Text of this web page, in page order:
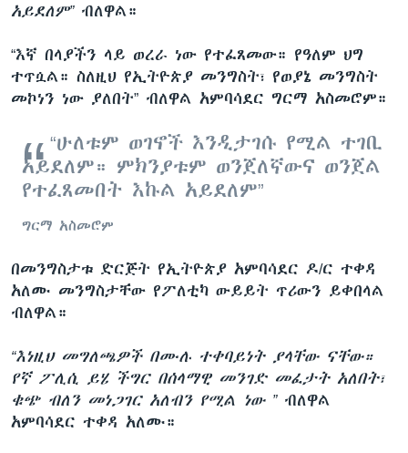
አይደለም” ብለዋል።
“እኛ በላያችን ላይ ወረራ ነው የተፈጸመው። የዓለም ህግ
ተጥሷል። ስለዚህ የኢትዮጵያ መንግስት፣ የወያኔ መንግስት
መኮነን ነው ያለበት” ብለዋል አምባሳደር ግርማ አስመሮም።
“ሁለቱም ወገኖች እንዲታገሱ የሚል ተገቢ
አይደለም። ምክንያቱም ወንጀለኛውና ወንጀል
የተፈጸመበት እኩል አይደለም”
ግርማ አስመሮም
በመንግስታቱ ድርጅት የኢትዮጵያ አምባሳደር ዶ/ር ተቀዳ
አለሙ መንግስታቸው የፖለቲካ ውይይት ጥሪውን ይቀበላል
ብለዋል።
“እነዚህ መግለጫዎች በሙሉ ተቀባይነት ያላቸው ናቸው።
የኛ ፖሊሲ ይሄ ችግር በሰላማዊ መንገድ መፈታት አለበት፣
ቁጭ ብለን መነጋገር አለብን የሚል ነው ”ብለዋል
አምባሳደር ተቀዳ አለሙ።